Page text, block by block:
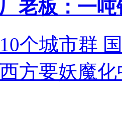
老板：一
个城市群
方要妖魔